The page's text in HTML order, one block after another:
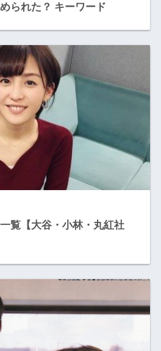
られた？ キーワード
覧【大谷・小林・丸紅社